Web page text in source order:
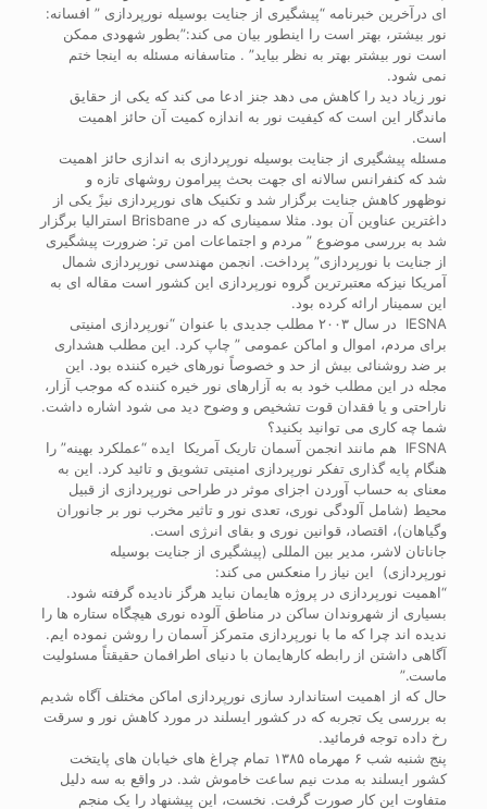
ای درآخرین خبرنامه “پیشگیری از جنایت بوسیله نورپردازی ” افسانه:
نور بیشتر، بهتر است را اینطور بیان می کند:”بطور شهودی ممکن
است نور بیشتر بهتر به نظر بیاید” . متاسفانه مسئله به اینجا ختم
نمی شود.
نور زیاد دید را کاهش می دهد جنز ادعا می کند که یکی از حقایق
ماندگار این است که کیفیت نور به اندازه کمیت آن حائز اهمیت
است.
مسئله پیشگیری از جنایت بوسیله نورپردازی به اندازی حائز اهمیت
شد که کنفرانس سالانه ای جهت بحث پیرامون روشهای تازه و
نوظهور کاهش جنایت برگزار شد و تکنیک های نورپردازی نیزً یکی از
داغترین عناوین آن بود. مثلا سمیناری که در Brisbane استرالیا برگزار
شد به بررسی موضوع ” مردم و اجتماعات امن تر: ضرورت پیشگیری
از جنایت با نورپردازی” پرداخت. انجمن مهندسی نورپردازی شمال
آمریکا نیزکه معتبرترین گروه نورپردازی این کشور است مقاله ای به
این سمینار ارائه کرده بود.
IESNA در سال ۲۰۰۳ مطلب جدیدی با عنوان “نورپردازی امنیتی
برای مردم، اموال و اماکن عمومی ” چاپ کرد. این مطلب هشداری
بر ضد روشنائی بیش از حد و خصوصاً نورهای خیره کننده بود. این
مجله در این مطلب خود به به آزارهای نور خیره کننده که موجب آزار،
ناراحتی و یا فقدان قوت تشخیص و وضوح دید می شود اشاره داشت.
شما چه کاری می توانید بکنید؟
IFSNA هم مانند انجمن آسمان تاریک آمریکا ایده “عملکرد بهینه” را
هنگام پایه گذاری تفکر نورپردازی امنیتی تشویق و تائید کرد. این به
معنای به حساب آوردن اجزای موثر در طراحی نورپردازی از قبیل
محیط (شامل آلودگی نوری، تعدی نور و تاثیر مخرب نور بر جانوران
وگیاهان)، اقتصاد، قوانین نوری و بقای انرژی است.
جاناتان لاشر، مدیر بین المللی (پیشگیری از جنایت بوسیله
نورپردازی) این نیاز را منعکس می کند:
“اهمیت نورپردازی در پروژه هایمان نباید هرگز نادیده گرفته شود.
بسیاری از شهروندان ساکن در مناطق آلوده نوری هیچگاه ستاره ها را
ندیده اند چرا که ما با نورپردازی متمرکز آسمان را روشن نموده ایم.
آگاهی داشتن از رابطه کارهایمان با دنیای اطرافمان حقیقتاً مسئولیت
ماست.”
حال که از اهمیت استاندارد سازی نورپردازی اماکن مختلف آگاه شدیم
به بررسی یک تجربه که در کشور ایسلند در مورد کاهش نور و سرقت
رخ داده توجه فرمائید.
پنج شنبه شب ۶ مهرماه ۱۳۸۵ تمام چراغ های خیابان های پایتخت
کشور ایسلند به مدت نیم ساعت خاموش شد. در واقع به سه دلیل
متفاوت این کار صورت گرفت. نخست، این پیشنهاد را یک منجم